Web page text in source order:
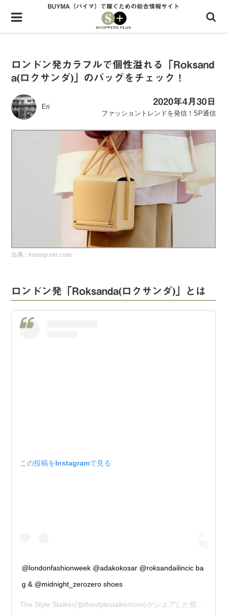
Menu
HOME
34歳独身OLバイマ実践記
無在庫で自由気ままに稼ぐ！バイマ実践記
バイマ活動の疑問に売れっ子現役バイヤーが答えてみた
実録！海外ショップで買ってみた！
海外SHOP LIST
BUYMA（バイマ）で稼ぐための総合情報サイト
ロンドン発カラフルで個性溢れる「Roksand
a(ロクサンダ)」のバッグをチェック！
Eri
2020年4月30日
ファッショントレンドを発信！SP通信
出典 : instagram.com
ロンドン発「Roksanda(ロクサンダ)」とは
この投稿をInstagramで見る
@londonfashionweek @adakokosar @roksandailincic ba
g & @midnight_zerozero shoes
The Style Stalker(@thestylestalkercom)がシェアした投稿 –